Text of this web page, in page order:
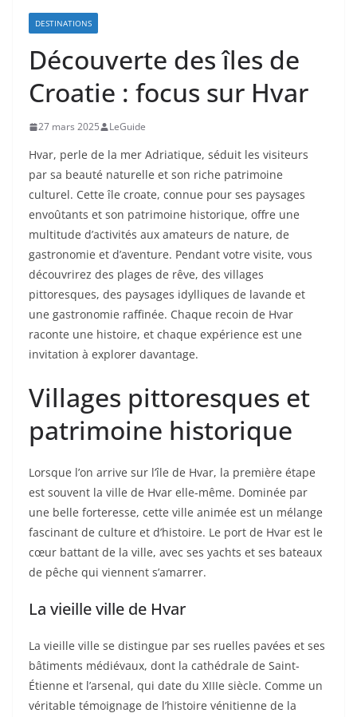
DESTINATIONS
Découverte des îles de
Croatie : focus sur Hvar
27 mars 2025 LeGuide
Hvar, perle de la mer Adriatique, séduit les visiteurs
par sa beauté naturelle et son riche patrimoine
culturel. Cette île croate, connue pour ses paysages
envoûtants et son patrimoine historique, offre une
multitude d’activités aux amateurs de nature, de
gastronomie et d’aventure. Pendant votre visite, vous
découvrirez des plages de rêve, des villages
pittoresques, des paysages idylliques de lavande et
une gastronomie raffinée. Chaque recoin de Hvar
raconte une histoire, et chaque expérience est une
invitation à explorer davantage.
Villages pittoresques et
patrimoine historique
Lorsque l’on arrive sur l’île de Hvar, la première étape
est souvent la ville de Hvar elle-même. Dominée par
une belle forteresse, cette ville animée est un mélange
fascinant de culture et d’histoire. Le port de Hvar est le
cœur battant de la ville, avec ses yachts et ses bateaux
de pêche qui viennent s’amarrer.
La vieille ville de Hvar
La vieille ville se distingue par ses ruelles pavées et ses
bâtiments médiévaux, dont la cathédrale de Saint-
Étienne et l’arsenal, qui date du XIIIe siècle. Comme un
véritable témoignage de l’histoire vénitienne de la